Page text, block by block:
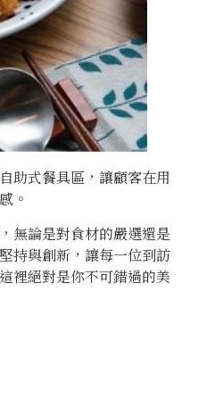
助式餐具區，讓顧客在用
。
無論是對食材的嚴選還是
持與創新，讓每一位到訪
裡絕對是你不可錯過的美